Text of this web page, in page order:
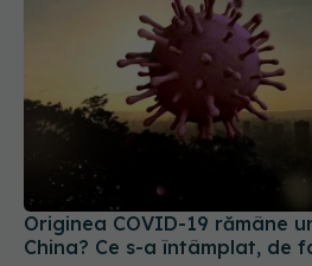
Originea COVID-19 rămâne
China? Ce s-a întâmplat, de